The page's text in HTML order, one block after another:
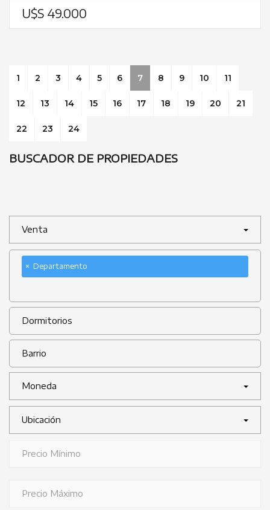
U$S 49.000
1 2 3 4 5 6 7 8 9 10 11
12 13 14 15 16 17 18 19 20 21
22 23 24
BUSCADOR DE PROPIEDADES
Venta
Departamento
×
Moneda
Ubicación